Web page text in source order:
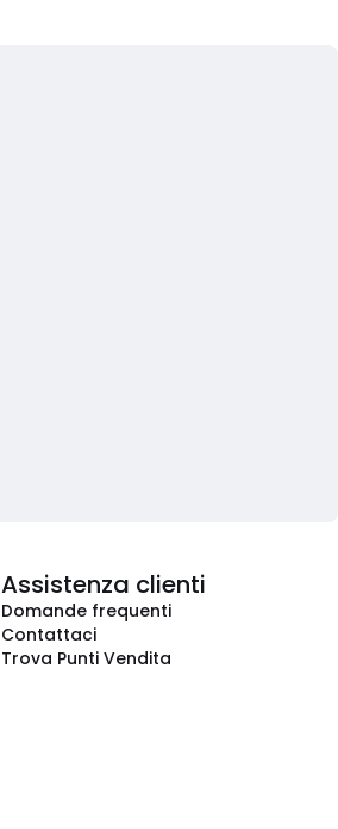
Assistenza clienti
Domande frequenti
Contattaci
Trova Punti Vendita